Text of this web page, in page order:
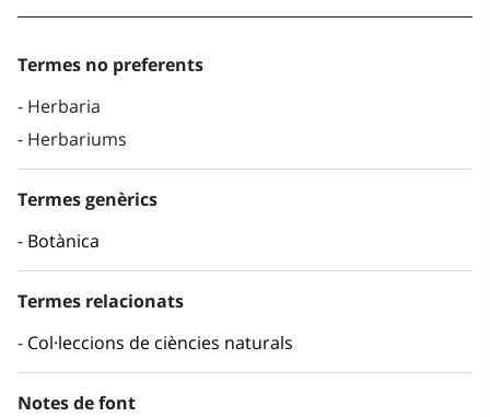
Termes no preferents
Herbaria
Herbariums
Termes genèrics
Botànica
Termes relacionats
Col·leccions de ciències naturals
Notes de font